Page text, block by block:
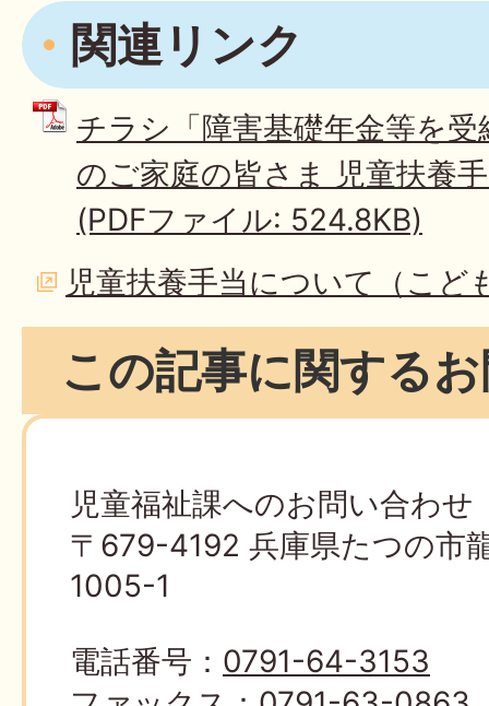
関連リンク
チラシ「障害基礎年金等を
のご家庭の皆さま 児童扶養
(PDFファイル: 524.8KB)
児童扶養手当について（こど
この記事に関する
児童福祉課へのお問い合わせ
〒679-4192 兵庫県たつの市
1005-1
電話番号： 0791-64-3153